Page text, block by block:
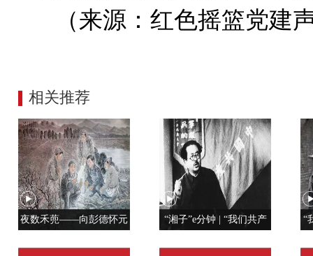
（来源：红色摇篮党建
相关推荐
夜数禾蔸——向彭德怀元
“湘子”e分钟 | “我们共产
“